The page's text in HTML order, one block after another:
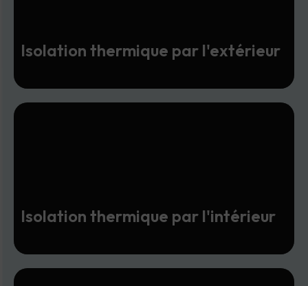
Isolation thermique par l'extérieur
Isolation thermique par l'intérieur